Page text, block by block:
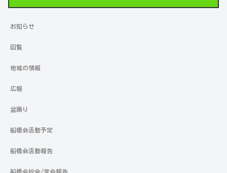
お知らせ
回覧
地域の情報
広報
盆踊り
船橋会活動予定
船橋会活動報告
船橋会総会/常会報告